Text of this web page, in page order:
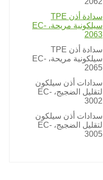
سدادة أذن TPE
سيلكونية مريحة، EC-
2063
سدادة أذن TPE
سيلكونية مريحة، EC-
2065
سدادات أذن سيلكون
لتقليل الضجيج، EC-
3002
سدادات أذن سيلكون
لتقليل الضجيج، EC-
3005